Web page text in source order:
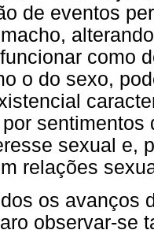
de eventos
como
o do sexo,
sexual e,
relações
os avanços
observar-se